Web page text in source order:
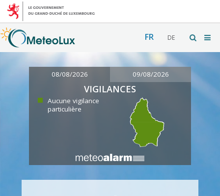
FR DE
08/08/2026 09/08/2026
VIGILANCES
Aucune vigilance
particulière